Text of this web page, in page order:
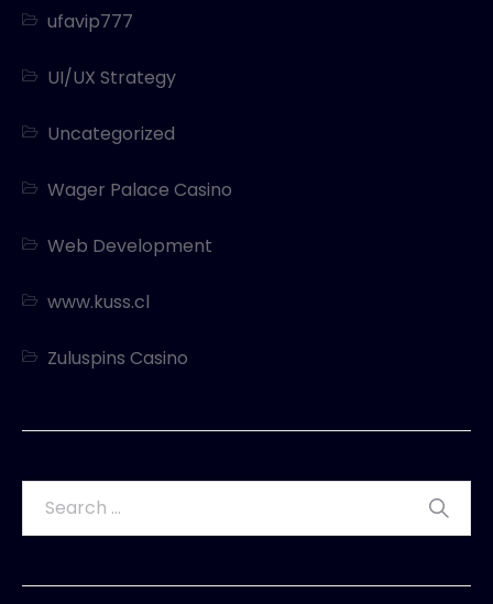
ufavip777
UI/UX Strategy
Uncategorized
Wager Palace Casino
Web Development
www.kuss.cl
Zuluspins Casino